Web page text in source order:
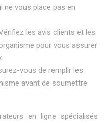
ne vous place pas en
les avis clients et les
pour vous assurer
vous de remplir les
avant de soumettre
en ligne spécialisés